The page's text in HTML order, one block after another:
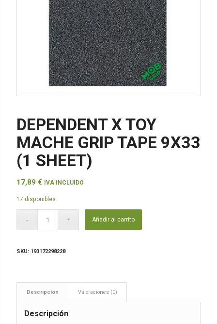
DEPENDENT X TOY
MACHE GRIP TAPE 9X33
(1 SHEET)
17,89 € IVA INCLUIDO
17 disponibles
Añadir al carrito
SKU: 193172298228
Descripción Valoraciones (0)
Descripción